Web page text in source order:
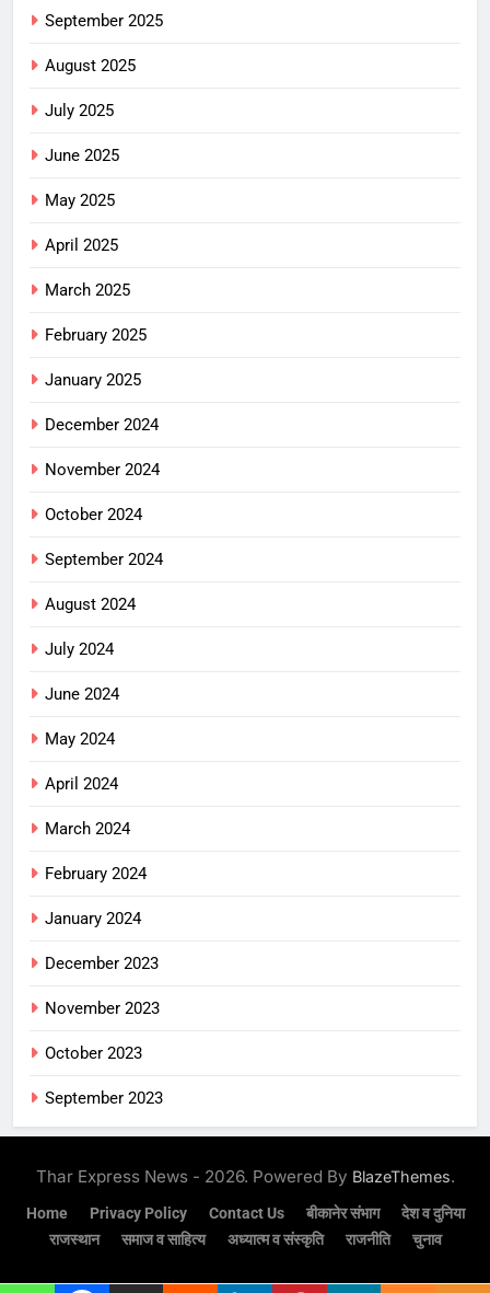
September 2025
August 2025
July 2025
June 2025
May 2025
April 2025
March 2025
February 2025
January 2025
December 2024
November 2024
October 2024
September 2024
August 2024
July 2024
June 2024
May 2024
April 2024
March 2024
February 2024
January 2024
December 2023
November 2023
October 2023
September 2023
Thar Express News - 2026. Powered By BlazeThemes.
Home Privacy Policy Contact Us बीकानेर संभाग
देश व दुनिया
राजस्थान
समाज व साहित्य अध्यात्म व संस्कृति राजनीति चुनाव